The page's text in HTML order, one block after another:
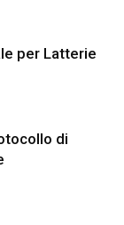
per Latterie
di